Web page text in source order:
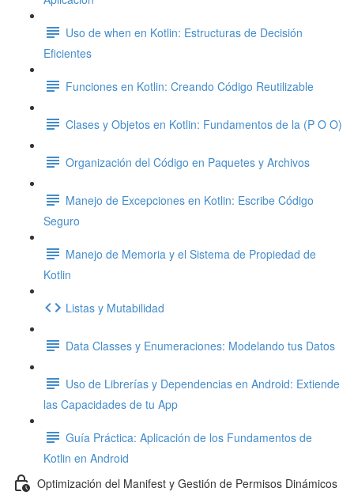
Uso de when en Kotlin: Estructuras de Decisión
Eficientes
Funciones en Kotlin: Creando Código Reutilizable
Clases y Objetos en Kotlin: Fundamentos de la (P O O)
Organización del Código en Paquetes y Archivos
Manejo de Excepciones en Kotlin: Escribe Código
Seguro
Manejo de Memoria y el Sistema de Propiedad de
Kotlin
Listas y Mutabilidad
Data Classes y Enumeraciones: Modelando tus Datos
Uso de Librerías y Dependencias en Android: Extiende
las Capacidades de tu App
Guía Práctica: Aplicación de los Fundamentos de
Kotlin en Android
Optimización del Manifest y Gestión de Permisos Dinámicos